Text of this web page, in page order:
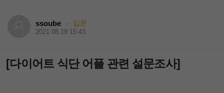
ssoube · 입문
2021.08.19 15:43
[다이어트 식단 어플 관련 설문조사]